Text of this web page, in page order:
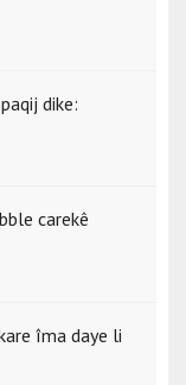
dike:
carekê
îma daye li